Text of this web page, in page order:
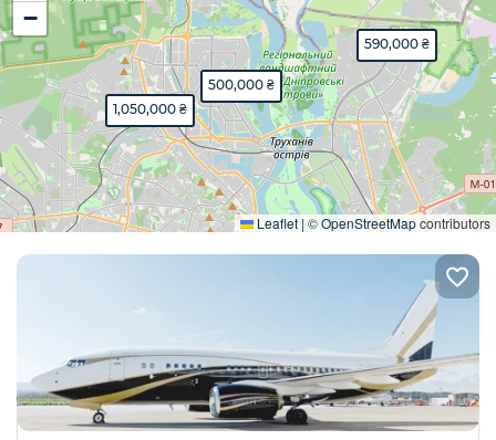
1,050,000 ₴
500,000 ₴
590,000 ₴
−
Leaflet | ©OpenStreetMapcontributors
Развернуть